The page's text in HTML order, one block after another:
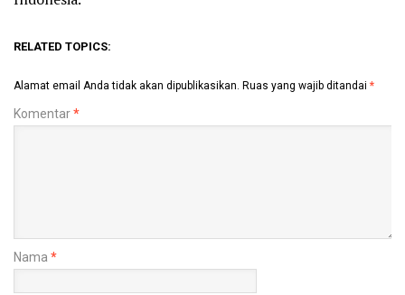
RELATED TOPICS:
Alamat email Anda tidak akan dipublikasikan. Ruas yang wajib ditandai *
Komentar*
Nama *